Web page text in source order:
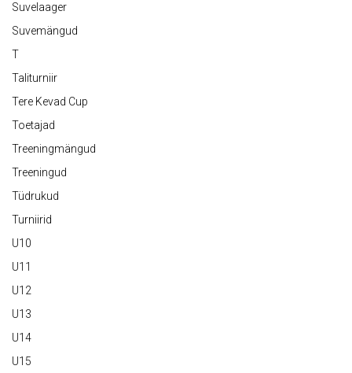
Suvelaager
Suvemängud
T
Taliturniir
Tere Kevad Cup
Toetajad
Treeningmängud
Treeningud
Tüdrukud
Turniirid
U10
U11
U12
U13
U14
U15